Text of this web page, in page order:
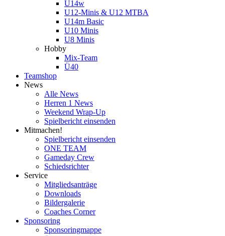
U14w
U12-Minis & U12 MTBA
U14m Basic
U10 Minis
U8 Minis
Hobby
Mix-Team
Ü40
Teamshop
News
Alle News
Herren 1 News
Weekend Wrap-Up
Spielbericht einsenden
Mitmachen!
Spielbericht einsenden
ONE TEAM
Gameday Crew
Schiedsrichter
Service
Mitgliedsanträge
Downloads
Bildergalerie
Coaches Corner
Sponsoring
Sponsoringmappe